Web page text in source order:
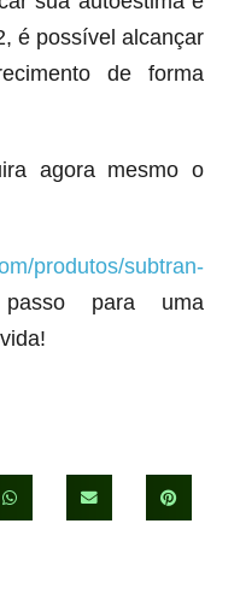
é possível alcançar
de forma
agora mesmo o
produtos/subtran-
para uma